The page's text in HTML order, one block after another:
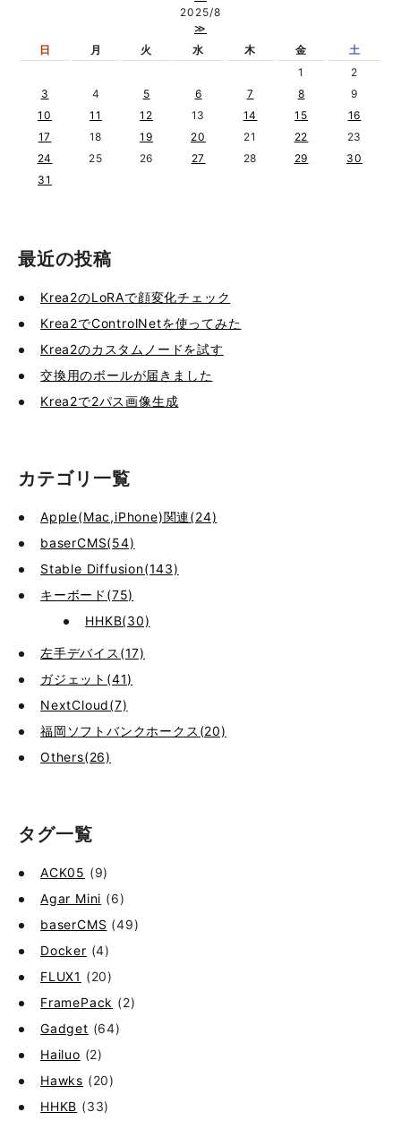
2025/8
≫
日
月 火 水 木 金
土
1
2
3
4 5 6 7 8
9
10
11 12 13 14 15
16
17
18 19 20 21 22
23
24
25 26 27 28 29
30
31
最近の投稿
Krea2のLoRAで顔変化チェック
Krea2でControlNetを使ってみた
Krea2のカスタムノードを試す
交換用のボールが届きました
Krea2で2パス画像生成
カテゴリ一覧
Apple(Mac,iPhone)関連(24)
baserCMS(54)
Stable Diffusion(143)
キーボード(75)
HHKB(30)
左手デバイス(17)
ガジェット(41)
NextCloud(7)
福岡ソフトバンクホークス(20)
Others(26)
タグ一覧
ACK05 (9)
Agar Mini (6)
baserCMS (49)
Docker (4)
FLUX1 (20)
FramePack (2)
Gadget (64)
Hailuo (2)
Hawks (20)
HHKB (33)